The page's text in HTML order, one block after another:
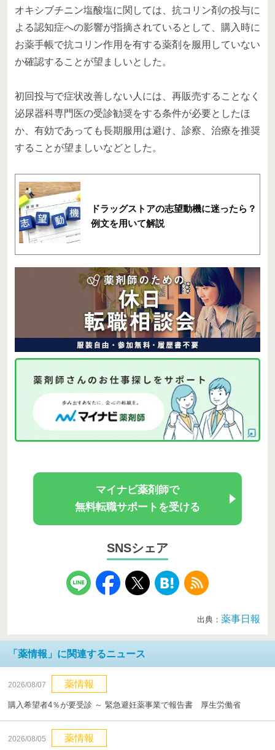
オキシブチニン塩酸塩に関しては、抗コリン剤の投与に
よる認知症への影響が指摘されているとして、購入時に
お薬手帳で抗コリン作用を有する薬剤を服用していない
か確認することが望ましいとした。
初回投与で症状改善しない人には、再販売することなく
泌尿器科専門医の受診勧奨をする条件が必要としたほ
か、有効であっても長期服用は避け、診察、治療を推奨
することが望ましいなどとした。
ドラッグストアの志望動機に迷ったら？
例文を用いて解説
マイナビ薬剤師で
無料転職サポートを受ける
SNSシェア
出典： 薬事日報
「薬情報」に関連するニュース
2026/08/07 薬情報
購入希望者4％が要受診 ～ 緊急避妊薬事業で報告書 厚生労働省
2026/08/05 薬情報